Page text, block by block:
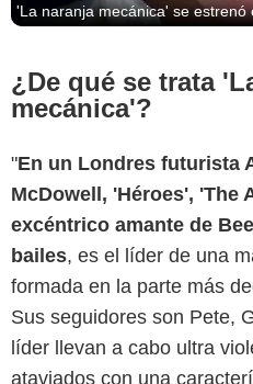
'La naranja mecánica' se estrenó
¿De qué se trata
mecánica'?
"En un Londres futurista
McDowell, 'Héroes', 'The
excéntrico amante de
bailes, es el líder de una
formada en la parte más
Sus seguidores son Pete,
líder llevan a cabo ultra
ataviados con una